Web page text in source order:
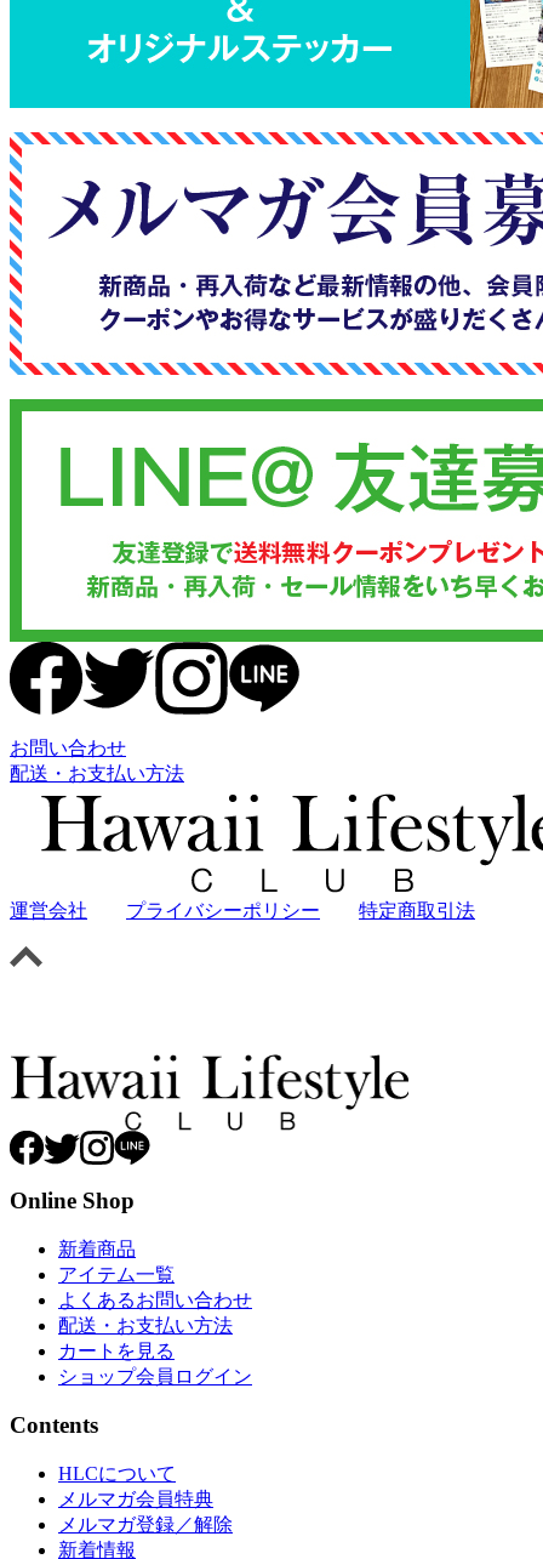
お問い合わせ
配送・お支払い方法
運営会社 プライバシーポリシー 特定商取引法
Online Shop
新着商品
アイテム一覧
よくあるお問い合わせ
配送・お支払い方法
カートを見る
ショップ会員ログイン
Contents
HLCについて
メルマガ会員特典
メルマガ登録／解除
新着情報